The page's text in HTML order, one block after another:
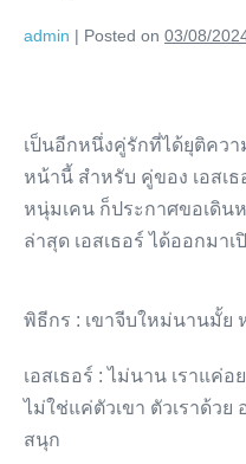
admin | Posted on 03/08/
เป็นอีกหนึ่งคู่รักที่ได้ยุติคว
หน้านี้ สำหรับ คู่ของ เอสเ
หนุ่มเคน ก็ประกาศขอเดิน
ล่าสุด เอสเธอร์ ได้ออกมาเ
พิธีกร : เขาจีบใหม่นานมั้ย
เอสเธอร์ : ไม่นาน เราแค่
ไม่ใช่แค่ตัวเขา ตัวเราด้วย
สนุก